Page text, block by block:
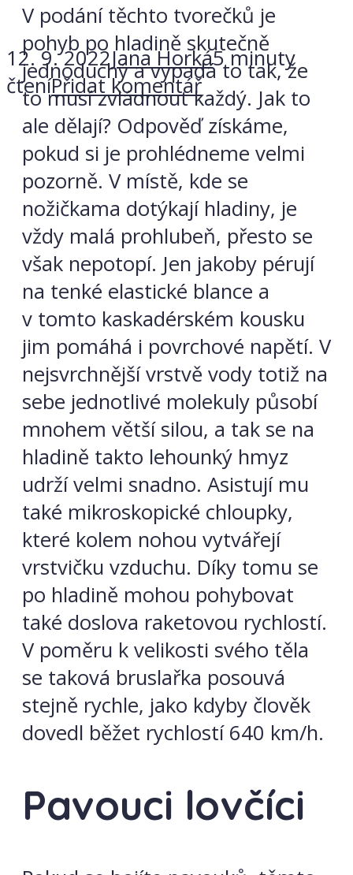
12. 9. 2022Jana Horká5 minuty
čteníPřidat komentář
V podání těchto tvorečků je
pohyb po hladině skutečně
jednoduchý a vypadá to tak, že
to musí zvládnout každý. Jak to
ale dělají? Odpověď získáme,
pokud si je prohlédneme velmi
pozorně. V místě, kde se
nožičkama dotýkají hladiny, je
vždy malá prohlubeň, přesto se
však nepotopí. Jen jakoby pérují
na tenké elastické blance a
v tomto kaskadérském kousku
jim pomáhá i povrchové napětí. V
nejsvrchnější vrstvě vody totiž na
sebe jednotlivé molekuly působí
mnohem větší silou, a tak se na
hladině takto lehounký hmyz
udrží velmi snadno. Asistují mu
také mikroskopické chloupky,
které kolem nohou vytvářejí
vrstvičku vzduchu. Díky tomu se
po hladině mohou pohybovat
také doslova raketovou rychlostí.
V poměru k velikosti svého těla
se taková bruslařka posouvá
stejně rychle, jako kdyby člověk
dovedl běžet rychlostí 640 km/h.
Pavouci lovčíci